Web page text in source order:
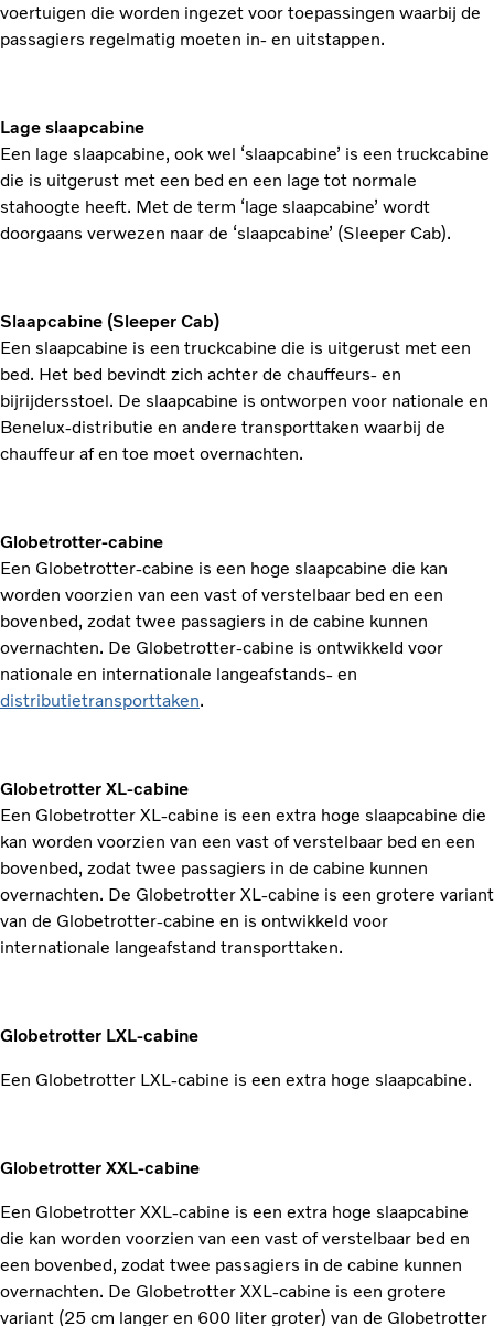
voertuigen die worden ingezet voor toepassingen waarbij de
passagiers regelmatig moeten in- en uitstappen.
Lage slaapcabine
Een lage slaapcabine, ook wel ‘slaapcabine’ is een truckcabine
die is uitgerust met een bed en een lage tot normale
stahoogte heeft. Met de term ‘lage slaapcabine’ wordt
doorgaans verwezen naar de ‘slaapcabine’ (Sleeper Cab).
Slaapcabine (Sleeper Cab)
Een slaapcabine is een truckcabine die is uitgerust met een
bed. Het bed bevindt zich achter de chauffeurs- en
bijrijdersstoel. De slaapcabine is ontworpen voor nationale en
Benelux-distributie en andere transporttaken waarbij de
chauffeur af en toe moet overnachten.
Globetrotter-cabine
Een Globetrotter-cabine is een hoge slaapcabine die kan
worden voorzien van een vast of verstelbaar bed en een
bovenbed, zodat twee passagiers in de cabine kunnen
overnachten. De Globetrotter-cabine is ontwikkeld voor
nationale en internationale langeafstands- en
distributietransporttaken.
Globetrotter XL-cabine
Een Globetrotter XL-cabine is een extra hoge slaapcabine die
kan worden voorzien van een vast of verstelbaar bed en een
bovenbed, zodat twee passagiers in de cabine kunnen
overnachten. De Globetrotter XL-cabine is een grotere variant
van de Globetrotter-cabine en is ontwikkeld voor
internationale langeafstand transporttaken.
Globetrotter LXL-cabine
Een Globetrotter LXL-cabine is een extra hoge slaapcabine.
Globetrotter XXL-cabine
Een Globetrotter XXL-cabine is een extra hoge slaapcabine
die kan worden voorzien van een vast of verstelbaar bed en
een bovenbed, zodat twee passagiers in de cabine kunnen
overnachten. De Globetrotter XXL-cabine is een grotere
variant (25 cm langer en 600 liter groter) van de Globetrotter